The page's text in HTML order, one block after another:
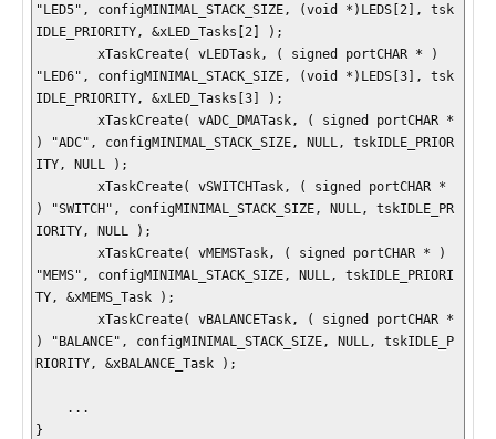
"LED5", configMINIMAL_STACK_SIZE, (void *)LEDS[2], tsk
IDLE_PRIORITY, &xLED_Tasks[2] );
"LED6", configMINIMAL_STACK_SIZE, (void *)LEDS[3], tsk
IDLE_PRIORITY, &xLED_Tasks[3] );
) "ADC", configMINIMAL_STACK_SIZE, NULL, tskIDLE_PRIOR
ITY, NULL );
) "SWITCH", configMINIMAL_STACK_SIZE, NULL, tskIDLE_PR
IORITY, NULL );
"MEMS", configMINIMAL_STACK_SIZE, NULL, tskIDLE_PRIORI
TY, &xMEMS_Task );
) "BALANCE", configMINIMAL_STACK_SIZE, NULL, tskIDLE_P
RIORITY, &xBALANCE_Task );
}